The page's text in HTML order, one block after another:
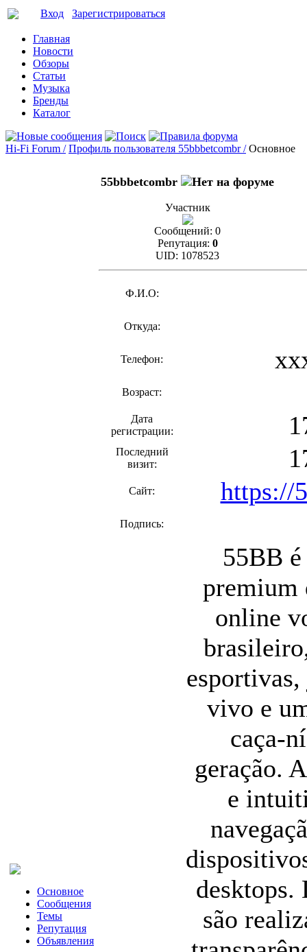
Вход Зарегистрироваться
Главная
Новости
Обзоры
Статьи
Музыка
Бренды
Каталог
Hi-Fi Forum / Профиль пользователя 55bbbetcombr / Основное
Основное
Сообщения
Темы
Репутация
Объявления
55bbbetcombr
Участник
Сообщений: 0
Репутация: 0
UID: 1078523
Ф.И.О:
Откуда:
Телефон:
Возраст:
Дата
регистрации:
Последний
визит:
Сайт: https://
Подпись:
55BB
premium
online
vivo e
caça-
geração.
e
desktops.
são